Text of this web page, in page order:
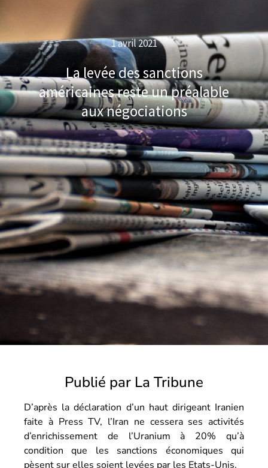
1 avril 2021
La levée des sanctions
américaines reste un préalable
aux négociations
Publié par La Tribune
D’après la déclaration d’un haut dirigeant Iranien
faite à Press TV, l’Iran ne cessera ses activités
d’enrichissement de l’Uranium à 20% qu’à
condition que les sanctions économiques qui
pèsent sur elles soient levées par les Etats-Unis.